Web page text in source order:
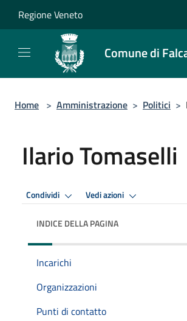
Regione Veneto
Comune di
Home > Amministrazione > Politici >
Ilario Tomaselli
Condividi Vedi azioni
INDICE DELLA PAGINA
Incarichi
Organizzazioni
Punti di contatto